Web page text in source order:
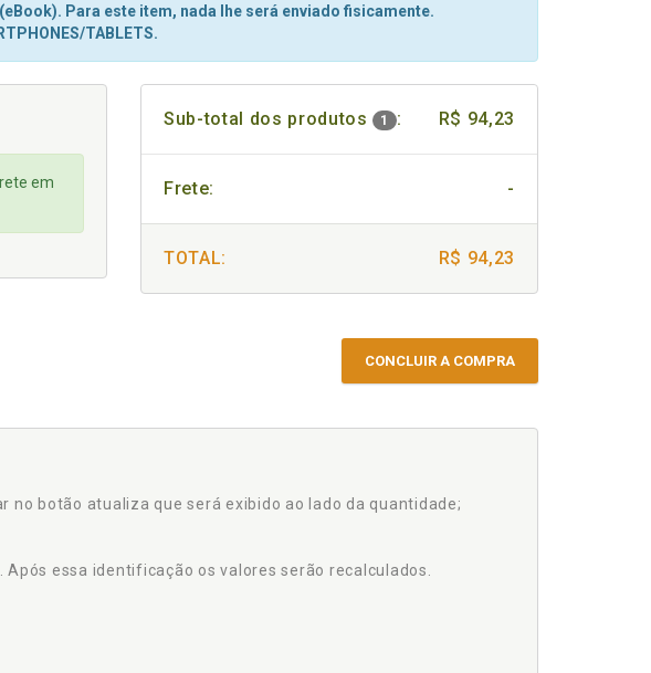
Para este item, nada lhe será enviado fisicamente.
TABLETS.
em
Sub-total dos produtos 1 : R$ 94,23
Frete: -
TOTAL: R$ 94,23
CONCLUIR A COMPRA
botão atualiza que será exibido ao lado da quantidade;
essa identificação os valores serão recalculados.